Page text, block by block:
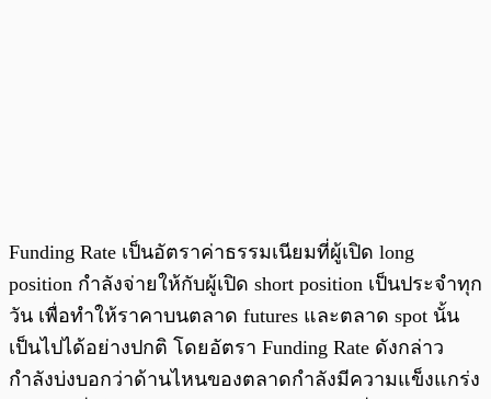
Funding Rate เป็นอัตราค่าธรรมเนียมที่ผู้เปิด long
position กำลังจ่ายให้กับผู้เปิด short position เป็นประจำทุก
วัน เพื่อทำให้ราคาบนตลาด futures และตลาด spot นั้น
เป็นไปได้อย่างปกติ โดยอัตรา Funding Rate ดังกล่าว
กำลังบ่งบอกว่าด้านไหนของตลาดกำลังมีความแข็งแกร่ง